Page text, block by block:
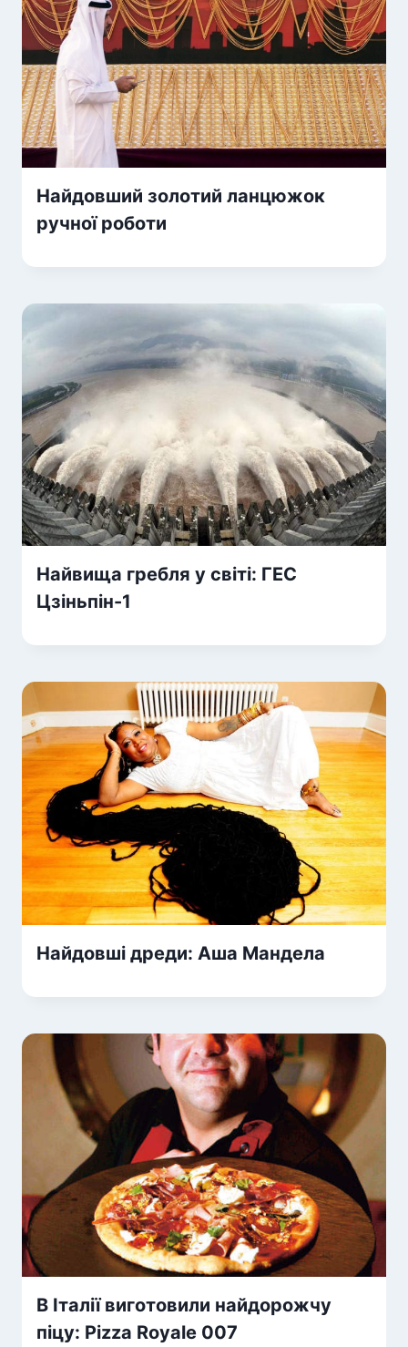
Найдовший золотий ланцюжок
ручної роботи
Найвища гребля у світі: ГЕС
Цзіньпін-1
Найдовші дреди: Аша Мандела
В Італії виготовили найдорожчу
піцу: Pizza Royale 007